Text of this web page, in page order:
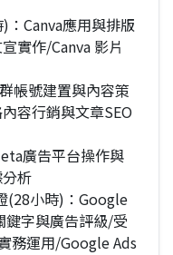
：Canva應用與排版
實作/Canva 影片
帳號建置與內容策
容行銷與文章SEO
廣告平台操作與
析
(28小時)：Google
鍵字與廣告評級/受
務運用/Google Ads